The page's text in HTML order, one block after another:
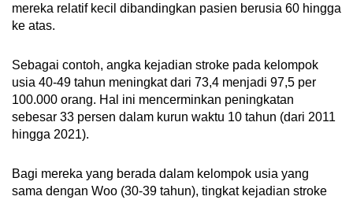
mereka relatif kecil dibandingkan pasien berusia 60 hingga
ke atas.
Sebagai contoh, angka kejadian stroke pada kelompok
usia 40-49 tahun meningkat dari 73,4 menjadi 97,5 per
100.000 orang. Hal ini mencerminkan peningkatan
sebesar 33 persen dalam kurun waktu 10 tahun (dari 2011
hingga 2021).
Bagi mereka yang berada dalam kelompok usia yang
sama dengan Woo (30-39 tahun), tingkat kejadian stroke